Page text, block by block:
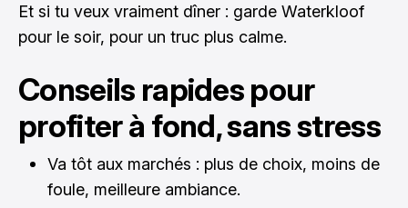
Et si tu veux vraiment dîner : garde Waterkloof
pour le soir, pour un truc plus calme.
Conseils rapides pour
profiter à fond, sans stress
Va tôt aux marchés : plus de choix, moins de
foule, meilleure ambiance.